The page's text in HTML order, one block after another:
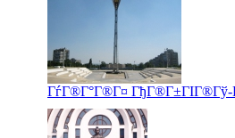
ГѓГ®Г°Г®Г¤ ГђГ®Г±ГІГ®Гў-